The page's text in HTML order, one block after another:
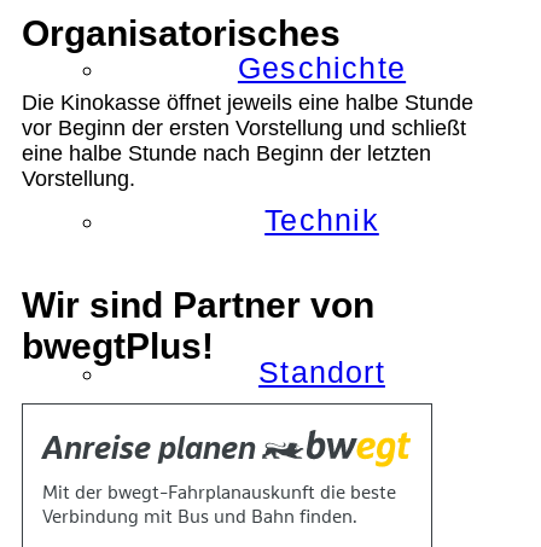
Geschichte
Technik
Standort
Verein
Organisatorisches
Die Kinokasse öffnet jeweils eine halbe Stunde
vor Beginn der ersten Vorstellung und schließt
eine halbe Stunde nach Beginn der letzten
Vorstellung.
Wir sind Partner von
bwegtPlus!